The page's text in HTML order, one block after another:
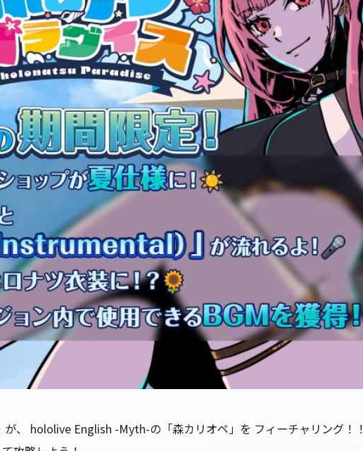
、 hololive English -Myth-の「森カリオペ」を フィーチャリング！！